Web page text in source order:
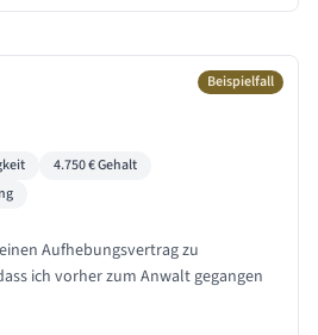
Beispielfall
4.750€ Gehalt
Aufhebungsvertrag zu
ich vorher zum Anwalt gegangen